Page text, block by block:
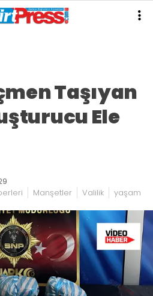
Taşıyan
Ele
Manşetler Valilik yaşam